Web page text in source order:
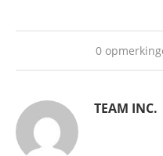
0
TEAM INC.